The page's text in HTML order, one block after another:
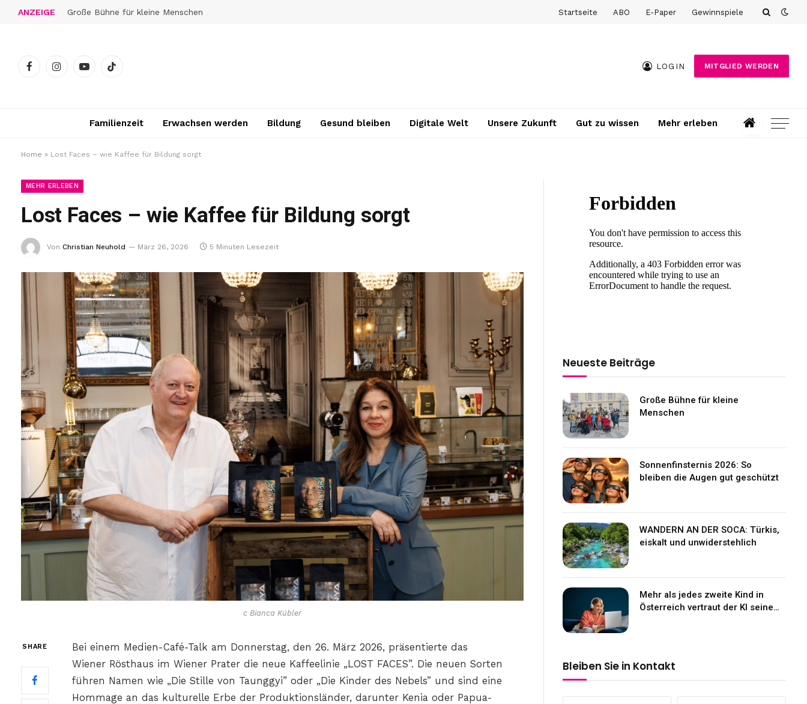
ANZEIGE Große Bühne für kleine Menschen Startseite ABO E-Paper Gewinnspiele
FacebookInstagramYouTubeTikTok
LOGIN MITGLIED WERDEN
Familienzeit Erwachsen werden Bildung Gesund bleiben Digitale Welt Unsere Zukunft Gut zu wissen Mehr erleben
Home » Lost Faces – wie Kaffee für Bildung sorgt
MEHR ERLEBEN
Lost Faces – wie Kaffee für Bildung sorgt
Von Christian Neuhold März 26, 2026 5 Minuten Lesezeit
c Bianca Kübler
SHARE
Bei einem Medien-Café-Talk am Donnerstag, den 26. März 2026, präsentierte das
Wiener Rösthaus im Wiener Prater die neue Kaffeelinie „LOST FACES”. Die neuen Sorten
führen Namen wie „Die Stille von Taunggyi” oder „Die Kinder des Nebels” und sind eine
Hommage an das kulturelle Erbe der Produktionsländer, darunter Kenia oder Papua-
Neueste Beiträge
Große Bühne für kleine
Menschen
Sonnenfinsternis 2026: So
bleiben die Augen gut geschützt
WANDERN AN DER SOCA: Türkis,
eiskalt und unwiderstehlich
Mehr als jedes zweite Kind in
Österreich vertraut der KI seine
Bleiben Sie in Kontakt